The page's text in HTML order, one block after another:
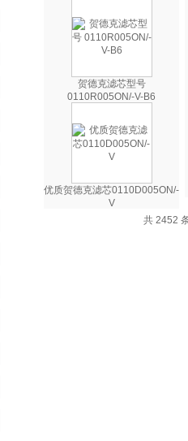
贺德克滤芯型号
0110R005ON/-V-B6
优质贺德克滤芯0110D005ON/-
V
共 2452